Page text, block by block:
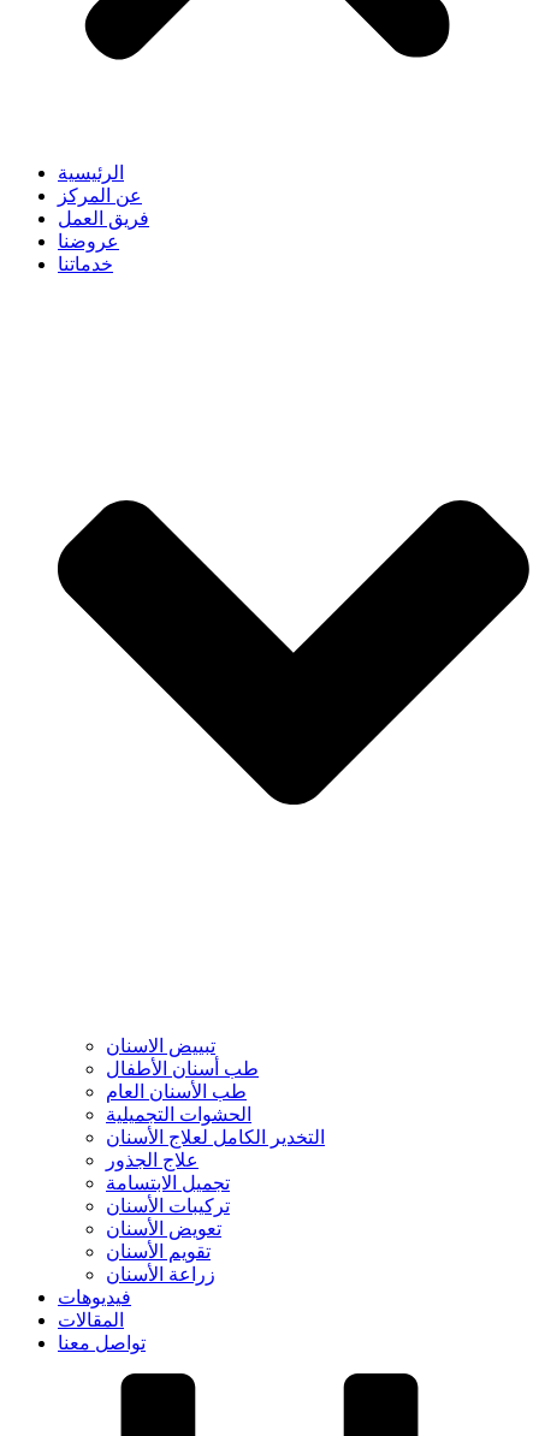
الرئيسية
عن المركز
فريق العمل
عروضنا
خدماتنا
تبييض الاسنان
طب أسنان الأطفال
طب الأسنان العام
الحشوات التجميلية
التخدير الكامل لعلاج الأسنان
علاج الجذور
تجميل الابتسامة
تركيبات الأسنان
تعويض الأسنان
تقويم الأسنان
زراعة الأسنان
فيديوهات
المقالات
تواصل معنا